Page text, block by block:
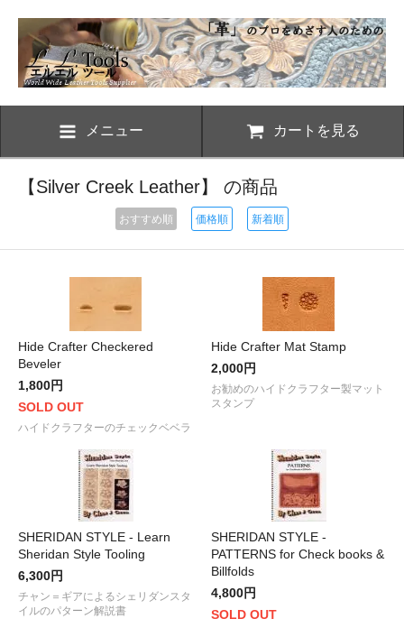
メニュー カートを見る
【Silver Creek Leather】 の商品
おすすめ順 価格順 新着順
Hide Crafter Checkered
Beveler
1,800円
SOLD OUT
ハイドクラフターのチェックベベラ
Hide Crafter Mat Stamp
2,000円
お勧めのハイドクラフター製マット
スタンプ
SHERIDAN STYLE - Learn
Sheridan Style Tooling
6,300円
チャン＝ギアによるシェリダンスタ
イルのパターン解説書
SHERIDAN STYLE -
PATTERNS for Check books &
Billfolds
4,800円
SOLD OUT